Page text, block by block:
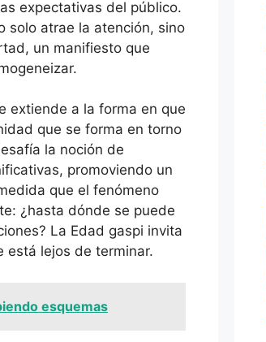
expectativas del público.
solo atrae la atención, sino
un manifiesto que
extiende a la forma en que
que se forma en torno
la noción de
promoviendo un
que el fenómeno
¿hasta dónde se puede
La Edad gaspi invita
está lejos de terminar.
esquemas